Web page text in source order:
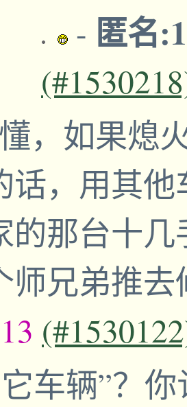
- 匿名
，如果熄
话，用其
的那台十
师兄弟推
车辆”？